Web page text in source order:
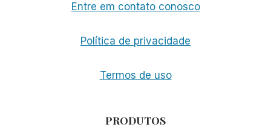
Entre em contato conosco
Política de privacidade
Termos de uso
PRODUTOS